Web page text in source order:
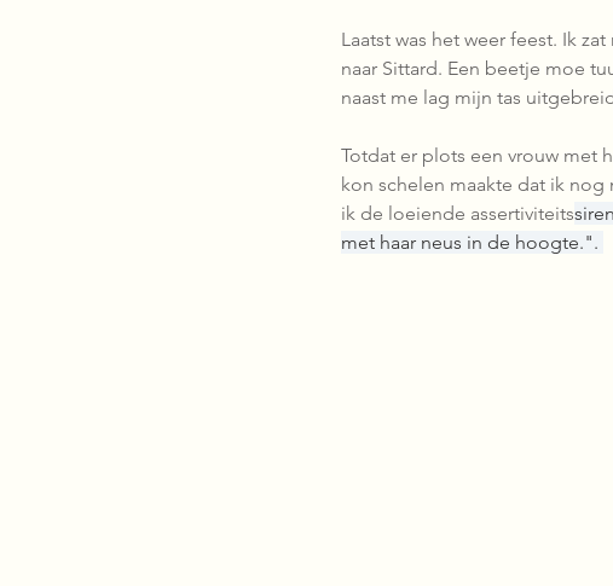
Laatst was het weer feest. Ik
naar Sittard. Een beetje moe
naast me lag mijn tas
Totdat er plots een vrouw met
kon schelen maakte dat ik
ik de loeiende assertiviteits
met haar neus in de hoogte.".